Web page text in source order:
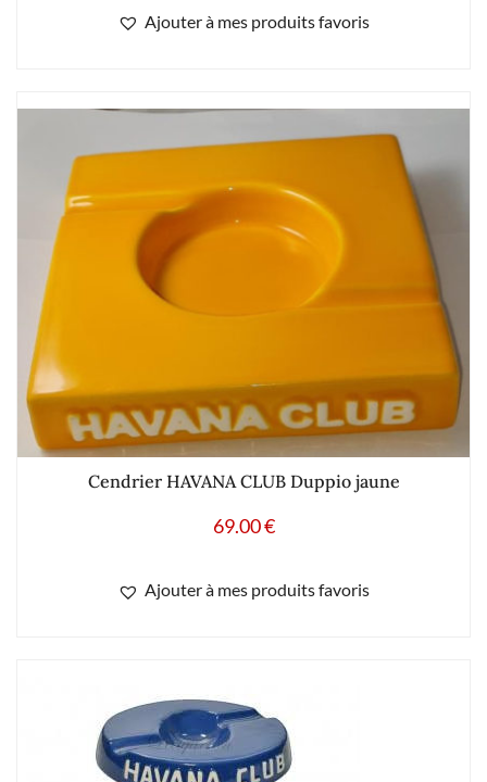
Ajouter à mes produits favoris
Cendrier HAVANA CLUB Duppio jaune
69.00€
Ajouter à mes produits favoris